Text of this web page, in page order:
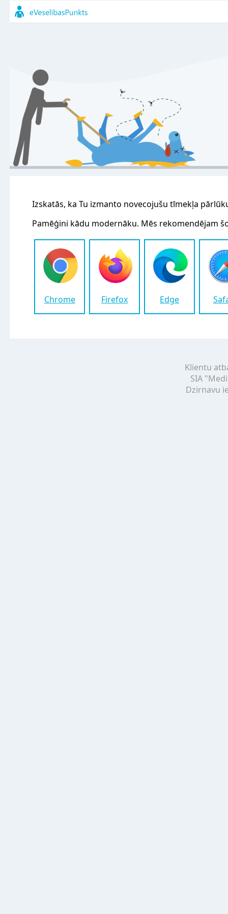
Izskatās, ka Tu izmanto novecojušu tīmekļa
Pamēģini kādu modernāku. Mēs rekomendējam
Chrome Firefox Edge
Klientu
SIA
Dzirnavu